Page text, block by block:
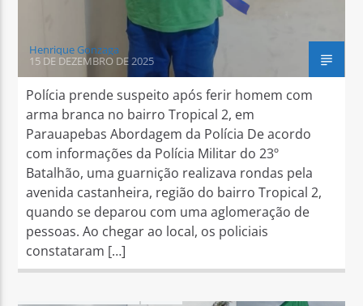
Henrique Gonzaga
15 DE DEZEMBRO DE 2025
Polícia prende suspeito após ferir homem com
arma branca no bairro Tropical 2, em
Parauapebas Abordagem da Polícia De acordo
com informações da Polícia Militar do 23º
Batalhão, uma guarnição realizava rondas pela
avenida castanheira, região do bairro Tropical 2,
quando se deparou com uma aglomeração de
pessoas. Ao chegar ao local, os policiais
constataram […]